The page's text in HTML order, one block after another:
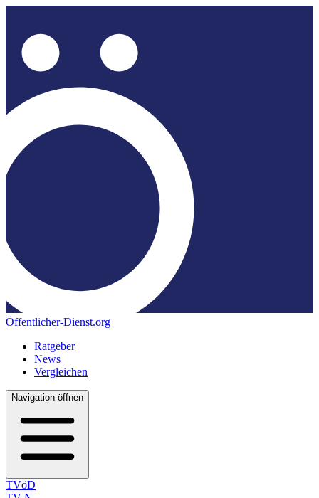
Öffentlicher-Dienst.org
Ratgeber
News
Vergleichen
Navigation öffnen
TVöD